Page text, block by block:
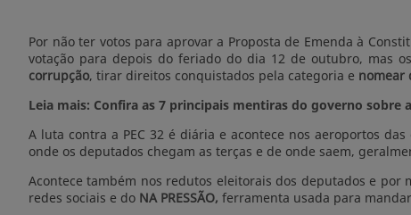
Por não ter votos para aprovar a Proposta de Emenda à
votação para depois do feriado do dia 12 de outubro, mas
corrupção, tirar direitos conquistados pela categoria e nomear
Leia mais: Confira as 7 principais mentiras do governo sobre a
A luta contra a PEC 32 é diária e acontece nos aeroportos
onde os deputados chegam as terças e de onde saem,
Acontece também nos redutos eleitorais dos deputados e por
redes sociais e do NA PRESSÃO, ferramenta usada para